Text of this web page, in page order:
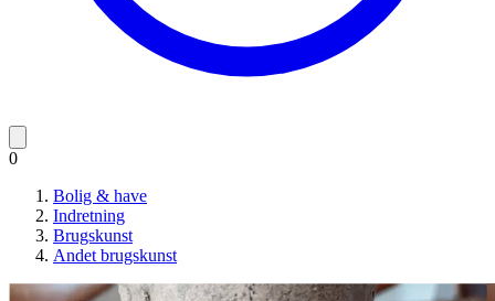
0
Bolig & have
Indretning
Brugskunst
Andet brugskunst